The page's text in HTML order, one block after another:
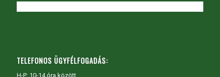
TELEFONOS ÜGYFÉLFOGADÁS:
H-P: 10-14 óra között